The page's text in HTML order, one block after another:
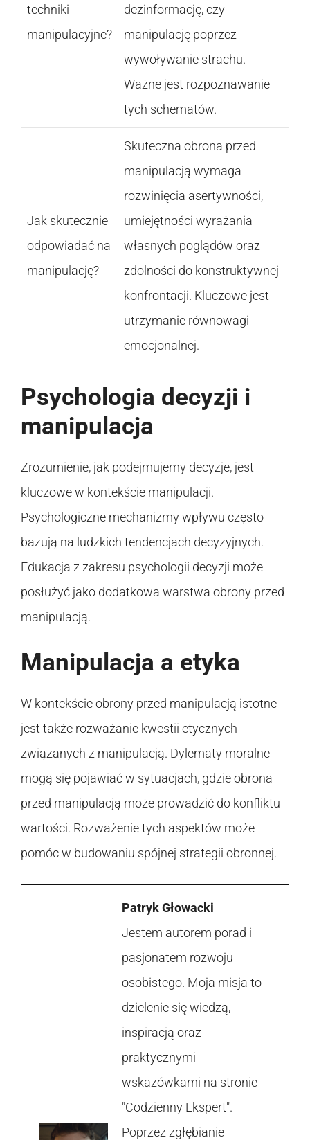
techniki
manipulacyjne?
dezinformację, czy
manipulację poprzez
wywoływanie strachu.
Ważne jest rozpoznawanie
tych schematów.
Jak skutecznie
odpowiadać na
manipulację?
Skuteczna obrona przed
manipulacją wymaga
rozwinięcia asertywności,
umiejętności wyrażania
własnych poglądów oraz
zdolności do konstruktywnej
konfrontacji. Kluczowe jest
utrzymanie równowagi
emocjonalnej.
Psychologia decyzji i
manipulacja
Zrozumienie, jak podejmujemy decyzje, jest
kluczowe w kontekście manipulacji.
Psychologiczne mechanizmy wpływu często
bazują na ludzkich tendencjach decyzyjnych.
Edukacja z zakresu psychologii decyzji może
posłużyć jako dodatkowa warstwa obrony przed
manipulacją.
Manipulacja a etyka
W kontekście obrony przed manipulacją istotne
jest także rozważanie kwestii etycznych
związanych z manipulacją. Dylematy moralne
mogą się pojawiać w sytuacjach, gdzie obrona
przed manipulacją może prowadzić do konfliktu
wartości. Rozważenie tych aspektów może
pomóc w budowaniu spójnej strategii obronnej.
Patryk Głowacki
Jestem autorem porad i
pasjonatem rozwoju
osobistego. Moja misja to
dzielenie się wiedzą,
inspiracją oraz
praktycznymi
wskazówkami na stronie
"Codzienny Ekspert".
Poprzez zgłębianie